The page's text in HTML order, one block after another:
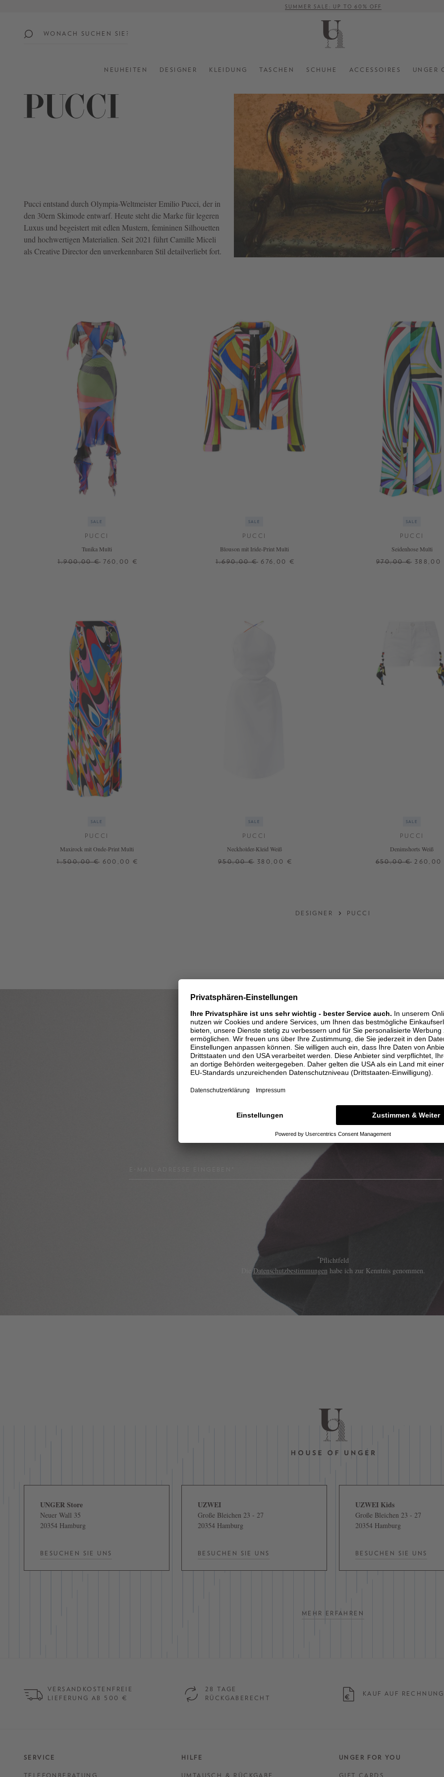
SUMMER SALE: UP TO 60% OFF
SALE:
UP
IN
STYLES
NOW
LIVE:
NEUHEITEN DESIGNER KLEIDUNG TASCHEN SCHUHE ACCESSOIRES UNGER
Pucci entstand durch Olympia-Weltmeister Emilio Pucci, der in
den 30ern Skimode entwarf. Heute steht die Marke für legeren
Luxus und begeistert mit edlen Mustern, femininen Silhouetten
und hochwertigen Materialien. Seit 2021 führt Camille Miceli
als Creative Director den unverkennbaren Stil detailverliebt fort.
SALE
PUCCI
Tunika Multi
1.900,00 € 760,00 €
SALE
PUCCI
Blouson mit Iride-Print Multi
1.690,00 € 676,00 €
SALE
PUCCI
Seidenhose Multi
970,00 € 388,00
SALE
PUCCI
Maxirock mit Onde-Print Multi
1.500,00 € 600,00 €
SALE
PUCCI
Neckholder-Kleid Weiß
950,00 € 380,00 €
SALE
PUCCI
Denimshorts Weiß
650,00 €
DESIGNER PUCCI
zum newsletter
anmelden und mit -
shoppen
*Pflichtfeld
DieDatenschutzbestimmungen habe ich zur Kenntnis genommen.
UNGER Store
Neuer Wall 35
20354 Hamburg
BESUCHEN SIE UNS
UZWEI
Große Bleichen 23 - 27
20354 Hamburg
BESUCHEN SIE UNS
UZWEI Kids
Große Bleichen 23 - 27
20354 Hamburg
BESUCHEN SIE UNS
MEHR ERFAHREN
VERSANDKOSTENFREIE
LIEFERUNG AB 500 €
28 TAGE
RÜCKGABERECHT
KAUF AUF RECHNUNG
SERVICE
TELEFONBERATUNG
HILFE
UMTAUSCH & RÜCKGABE
UNGER FOR YOU
GIFT CARDS